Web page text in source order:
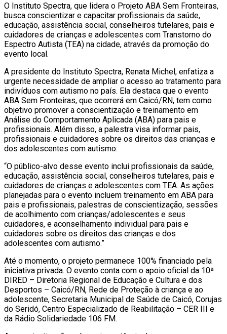
O Instituto Spectra, que lidera o Projeto ABA Sem Fronteiras,
busca conscientizar e capacitar profissionais da saúde,
educação, assistência social, conselheiros tutelares, pais e
cuidadores de crianças e adolescentes com Transtorno do
Espectro Autista (TEA) na cidade, através da promoção do
evento local.
A presidente do Instituto Spectra, Renata Michel, enfatiza a
urgente necessidade de ampliar o acesso ao tratamento para
indivíduos com autismo no país. Ela destaca que o evento
ABA Sem Fronteiras, que ocorrerá em Caicó/RN, tem como
objetivo promover a conscientização e treinamento em
Análise do Comportamento Aplicada (ABA) para pais e
profissionais. Além disso, a palestra visa informar pais,
profissionais e cuidadores sobre os direitos das crianças e
dos adolescentes com autismo:
“O público-alvo desse evento inclui profissionais da saúde,
educação, assistência social, conselheiros tutelares, pais e
cuidadores de crianças e adolescentes com TEA. As ações
planejadas para o evento incluem treinamento em ABA para
pais e profissionais, palestras de conscientização, sessões
de acolhimento com crianças/adolescentes e seus
cuidadores, e aconselhamento individual para pais e
cuidadores sobre os direitos das crianças e dos
adolescentes com autismo.”
Até o momento, o projeto permanece 100% financiado pela
iniciativa privada. O evento conta com o apoio oficial da 10ª
DIRED – Diretoria Regional de Educação e Cultura e dos
Desportos – Caicó/RN, Rede de Proteção à criança e ao
adolescente, Secretaria Municipal de Saúde de Caicó, Corujas
do Seridó, Centro Especializado de Reabilitação – CER III e
da Rádio Solidariedade 106 FM.